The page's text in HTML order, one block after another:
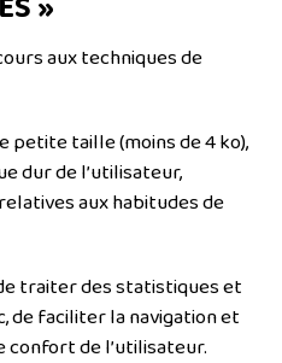
aux techniques de
petite taille (moins de 4 ko),
dur de l’utilisateur,
aux habitudes de
traiter des statistiques et
de faciliter la navigation et
confort de l’utilisateur.